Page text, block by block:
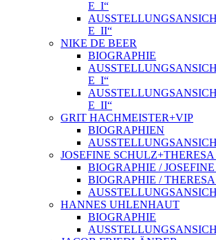
E_I“
E_II“
NIKE DE BEER
BIOGRAPHIE
E_I“
E_II“
GRIT HACHMEISTER+VIP
BIOGRAPHIEN
JOSEFINE
BIOGRAPHIE /
BIOGRAPHIE /
HANNES UHLENHAUT
BIOGRAPHIE